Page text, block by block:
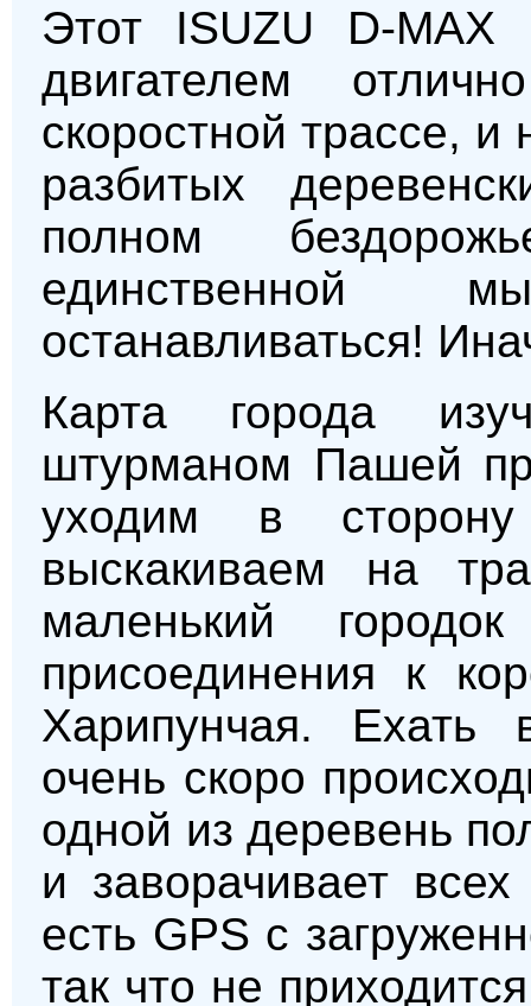
Этот ISUZU D-
двигателем
скоростной трассе,
разбитых
полном
единственной
останавливаться!
Карта города
штурманом Пашей
уходим в
выскакиваем на
маленький
присоединения к
Харипунчая. Ехать
очень скоро
одной из деревень
и заворачивает
есть GPS с
так что не